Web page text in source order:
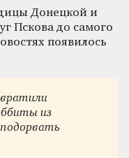
Донецкой и
Пскова до самого
появилось
из